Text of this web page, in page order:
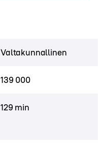
Valtakunnallinen
139 000
129 min